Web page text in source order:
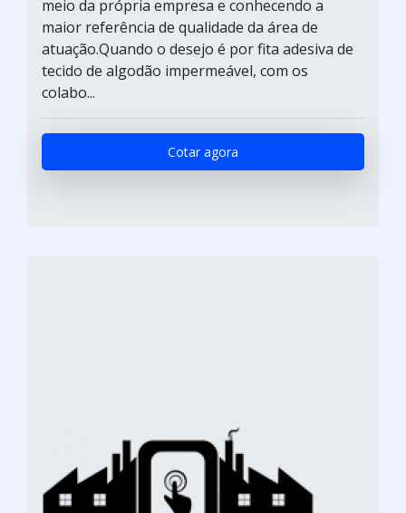
meio da própria empresa e conhecendo a
maior referência de qualidade da área de
atuação.Quando o desejo é por fita adesiva de
tecido de algodão impermeável, com os
colabo...
Cotar agora